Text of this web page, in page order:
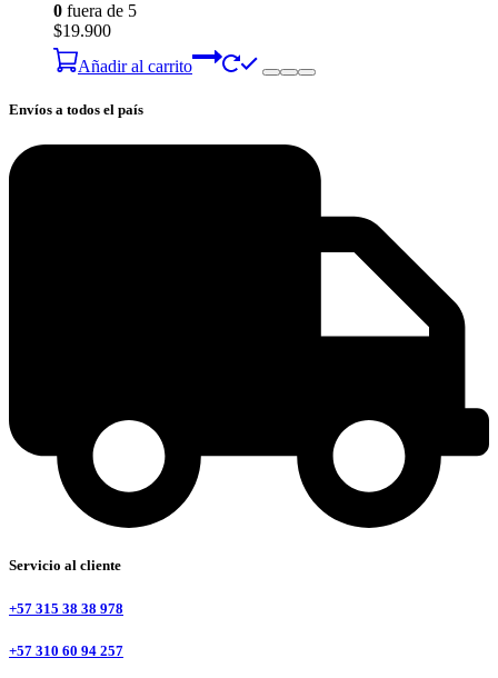
0 fuera de 5
$19.900
Añadir al carrito
Envíos a todos el país
Servicio al cliente
+57 315 38 38 978
+57 310 60 94 257